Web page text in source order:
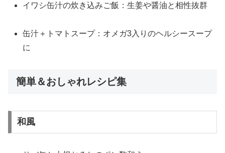
イワシ缶汁の炊き込みご飯：生姜や醤油と相性抜群
缶汁＋トマトスープ：オメガ3入りのヘルシースープ
に
簡単＆おしゃれレシピ集
和風